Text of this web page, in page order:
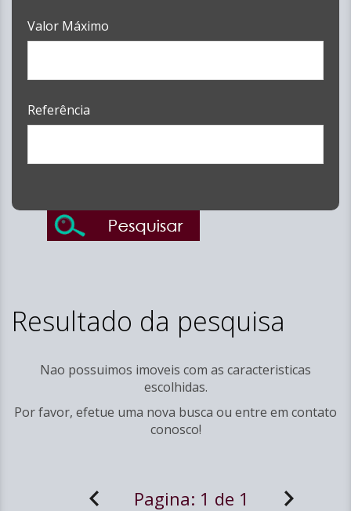
Valor Máximo
Referência
Resultado da pesquisa
Nao possuimos imoveis com as caracteristicas
escolhidas.
Por favor, efetue uma nova busca ou entre em contato
conosco!
Pagina: 1 de 1